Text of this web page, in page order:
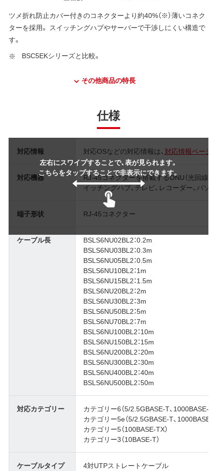
ツメ折れ防止カバー付きのコネクターより約40%（※）薄いコネク
ターを採用。 スイッチングハブやサーバーで干渉しにくい構造で
す。
BSC5EKシリーズと比較。
その他商品の特長
仕様
左右にスワイプすることで、表が見られます。
こちらをタップすることで非表示にできます。
対応情報 対応OSなどの対応情報は、 対応情報ページ
対応機器
RJ-45コネクターを搭載するONU（光回線終
イッチングハブ、テレビ、レコーダー、パソ
端子形状 RJ-45コネクター
ケーブル長
BSLS6NU02BL2：0.2m
BSLS6NU03BL2：0.3m
BSLS6NU05BL2：0.5m
BSLS6NU10BL2：1m
BSLS6NU15BL2：1.5m
BSLS6NU20BL2：2m
BSLS6NU30BL2：3m
BSLS6NU50BL2：5m
BSLS6NU70BL2：7m
BSLS6NU100BL2：10m
BSLS6NU150BL2：15m
BSLS6NU200BL2：20m
BSLS6NU300BL2：30m
BSLS6NU400BL2：40m
BSLS6NU500BL2：50m
対応カテゴリー
カテゴリー6（5/2.5GBASE-T、1000BASE-T）
カテゴリー5e（5/2.5GBASE-T、1000BASE-T
カテゴリー5（100BASE-TX）
カテゴリー3（10BASE-T）
ケーブルタイプ 4対UTPストレートケーブル